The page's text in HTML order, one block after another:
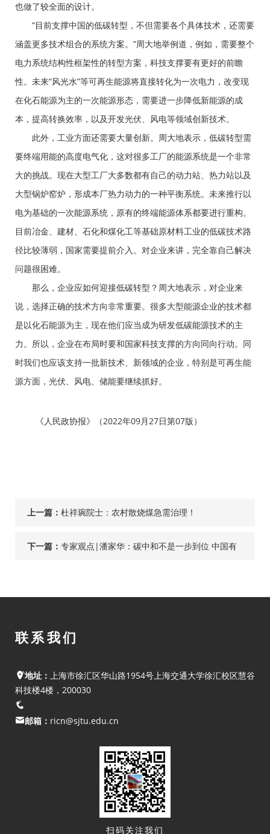
也做了较全面的设计。
“目前支撑中国的低碳转型，不但需要各个具体技术，还需要
涵盖更多技术组合的系统方案。”周大地举例道，例如，需要整个
电力系统结构性框架性的转型方案，科技支撑要有更好的前瞻
性。未来“风光水”等可再生能源将直接转化为一次电力，改变现
在化石能源为主的一次能源形态，需要进一步降低新能源的成
本，提高转换效率，以及开发光伏、风电等领域创新技术。
此外，工业方面还需要大量创新。周大地表示，低碳转型需
要终端用能的高度电气化，这对很多工厂的能源系统是一个非常
大的挑战。现在大型工厂大多数都有自己的动力站、热力站以及
大型锅炉窑炉，形成本厂热力动力的一种平衡系统。未来推行以
电为基础的一次能源系统，原有的终端能源体系都要进行重构。
目前冶金、建材、石化和煤化工等基础原材料工业的低碳技术路
径比较薄弱，国家需要提前介入。对企业来讲，完全靠自己解决
问题很困难。
那么，企业应如何迎接低碳转型？周大地表示，对企业来
说，选择正确的技术方向非常重要。很多大型能源企业的技术都
是以化石能源为主，现在他们应当成为研发低碳能源技术的主
力。所以，企业在布局时要和国家科技支撑的方向同向行动。同
时我们也应该支持一批新技术、新领域的企业，特别是可再生能
源方面，光伏、风电、储能要继续抓好。
《人民政协报》（2022年09月27日第07版）
上一篇： 杜祥琬院士：农村散烧煤急需治理！
下一篇： 专家观点|潘家华：碳中和不是一步到位 中国有
联系我们
地址： 上海市徐汇区华山路1954号上海交通大学徐汇校区慧谷
科技楼4楼，200030
邮箱： ricn@sjtu.edu.cn
扫码关注我们